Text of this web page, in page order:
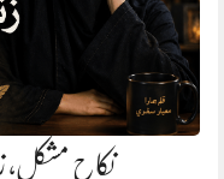
نکاح مشکل،